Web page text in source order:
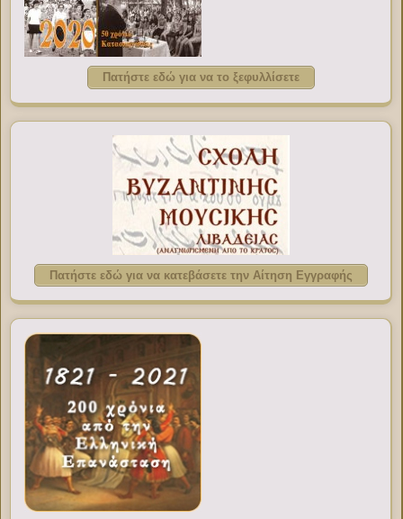
Πατήστε εδώ για να το ξεφυλλίσετε
Πατήστε εδώ για να κατεβάσετε την Αίτηση Εγγραφής